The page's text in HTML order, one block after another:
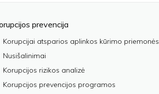
prevencija
Korupcijai atsparios aplinkos kūrimo priemonės
Nusišalinimai
Korupcijos rizikos analizė
Korupcijos prevencijos programos